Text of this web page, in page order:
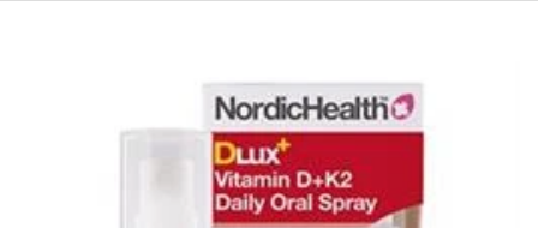
FORSIDE
KOSTTILSKUD